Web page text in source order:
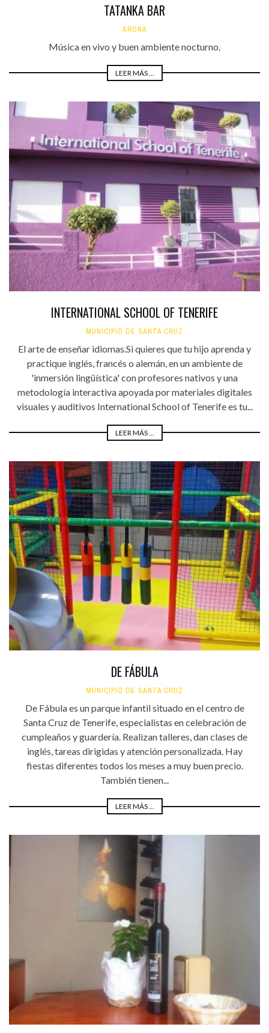
TATANKA BAR
ARONA
Música en vivo y buen ambiente nocturno.
LEER MÁS ...
INTERNATIONAL SCHOOL OF TENERIFE
MUNICIPIO DE SANTA CRUZ
El arte de enseñar idiomas.Si quieres que tu hijo aprenda y
practique inglés, francés o alemán, en un ambiente de
'inmersión lingüística' con profesores nativos y una
metodología interactiva apoyada por materiales digitales
visuales y auditivos International School of Tenerife es tu...
LEER MÁS ...
DE FÁBULA
MUNICIPIO DE SANTA CRUZ
De Fábula es un parque infantil situado en el centro de
Santa Cruz de Tenerife, especialistas en celebración de
cumpleaños y guardería. Realizan talleres, dan clases de
inglés, tareas dirigidas y atención personalizada. Hay
fiestas diferentes todos los meses a muy buen precio.
También tienen...
LEER MÁS ...